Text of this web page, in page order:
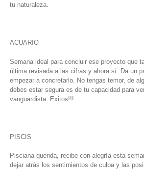
tu naturaleza.
ACUARIO
Semana ideal para concluir ese proyecto que
última revisada a las cifras y ahora sí. Da un
empezar a concretarlo. No tengas temor, de
debes estar segura es de tu capacidad para
vanguardista. Exitos!!!
PISCIS
Pisciana querida, recibe con alegría esta
dejar atrás los sentimientos de culpa y las